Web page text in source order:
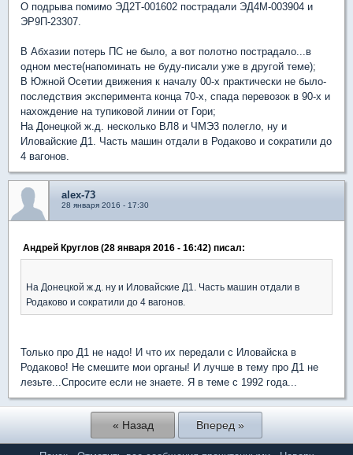
О подрыва помимо ЭД2Т-001602 пострадали ЭД4М-003904 и
ЭР9П-23307.
В Абхазии потерь ПС не было, а вот полотно пострадало...в
одном месте(напоминать не буду-писали уже в другой теме);
В Южной Осетии движения к началу 00-х практически не было-
последствия эксперимента конца 70-х, спада перевозок в 90-х и
нахождение на тупиковой линии от Гори;
На Донецкой ж.д. несколько ВЛ8 и ЧМЭ3 полегло, ну и
Иловайские Д1. Часть машин отдали в Родаково и сократили до
4 вагонов.
alex-73
28 января 2016 - 17:30
Андрей Круглов (28 января 2016 - 16:42) писал:
На Донецкой ж.д. ну и Иловайские Д1. Часть машин отдали в
Родаково и сократили до 4 вагонов.
Только про Д1 не надо! И что их передали с Иловайска в
Родаково! Не смешите мои органы! И лучше в тему про Д1 не
лезьте...Спросите если не знаете. Я в теме с 1992 года...
« Назад Вперед »